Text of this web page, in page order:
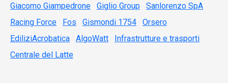
Giacomo Giampedrone
Giglio Group
Sanlorenzo SpA
Racing Force
Fos Gismondi 1754
Orsero
EdiliziAcrobatica
AlgoWatt
Infrastrutture e trasporti
Centrale del Latte